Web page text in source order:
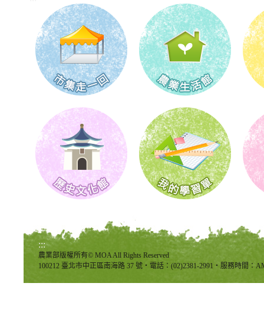
:::
農業部版權所有© MOA All Rights Reserved
100212 臺北市中正區南海路 37 號‧電話：(02)2381-2991‧服務時間：